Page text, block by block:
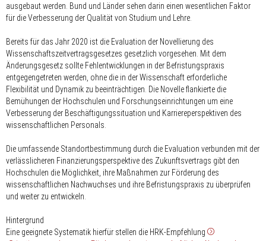
ausgebaut werden. Bund und Länder sehen darin einen wesentlichen Faktor
für die Verbesserung der Qualität von Studium und Lehre.
Bereits für das Jahr 2020 ist die Evaluation der Novellierung des
Wissenschaftszeitvertragsgesetzes gesetzlich vorgesehen. Mit dem
Änderungsgesetz sollte Fehlentwicklungen in der Befristungspraxis
entgegengetreten werden, ohne die in der Wissenschaft erforderliche
Flexibilität und Dynamik zu beeinträchtigen. Die Novelle flankierte die
Bemühungen der Hochschulen und Forschungseinrichtungen um eine
Verbesserung der Beschäftigungssituation und Karriereperspektiven des
wissenschaftlichen Personals.
Die umfassende Standortbestimmung durch die Evaluation verbunden mit der
verlässlicheren Finanzierungsperspektive des Zukunftsvertrags gibt den
Hochschulen die Möglichkeit, ihre Maßnahmen zur Förderung des
wissenschaftlichen Nachwuchses und ihre Befristungspraxis zu überprüfen
und weiter zu entwickeln.
Hintergrund
Eine geeignete Systematik hierfür stellen die HRK-Empfehlung